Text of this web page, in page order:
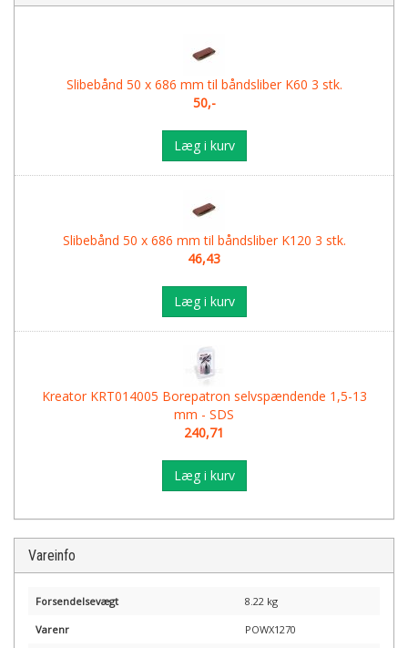
Slibebånd 50 x 686 mm til båndsliber K60 3 stk.
50,-
Læg i kurv
Slibebånd 50 x 686 mm til båndsliber K120 3 stk.
46,43
Læg i kurv
Kreator KRT014005 Borepatron selvspændende 1,5-13
mm - SDS
240,71
Læg i kurv
Vareinfo
Forsendelsevægt 8.22 kg
Varenr POWX1270